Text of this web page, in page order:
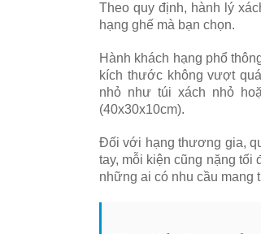
Theo quy định, hành lý
hạng ghế mà bạn chọn.
Hành khách hạng phổ
kích thước không vượt
nhỏ như túi xách nhỏ
(40x30x10cm).
Đối với hạng thương gia,
tay, mỗi kiện cũng nặng
những ai có nhu cầu mang